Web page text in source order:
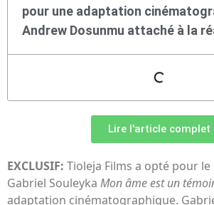
pour une adaptation
Andrew Dosunmu attaché à la
Lire l'article complet
EXCLUSIF: Tioleja Films a opté pour
Gabriel Souleyka Mon âme est un
adaptation cinématographique.